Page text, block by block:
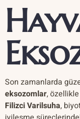
Son zamanlarda
eksozomlar,
Filizci Varilsuha,